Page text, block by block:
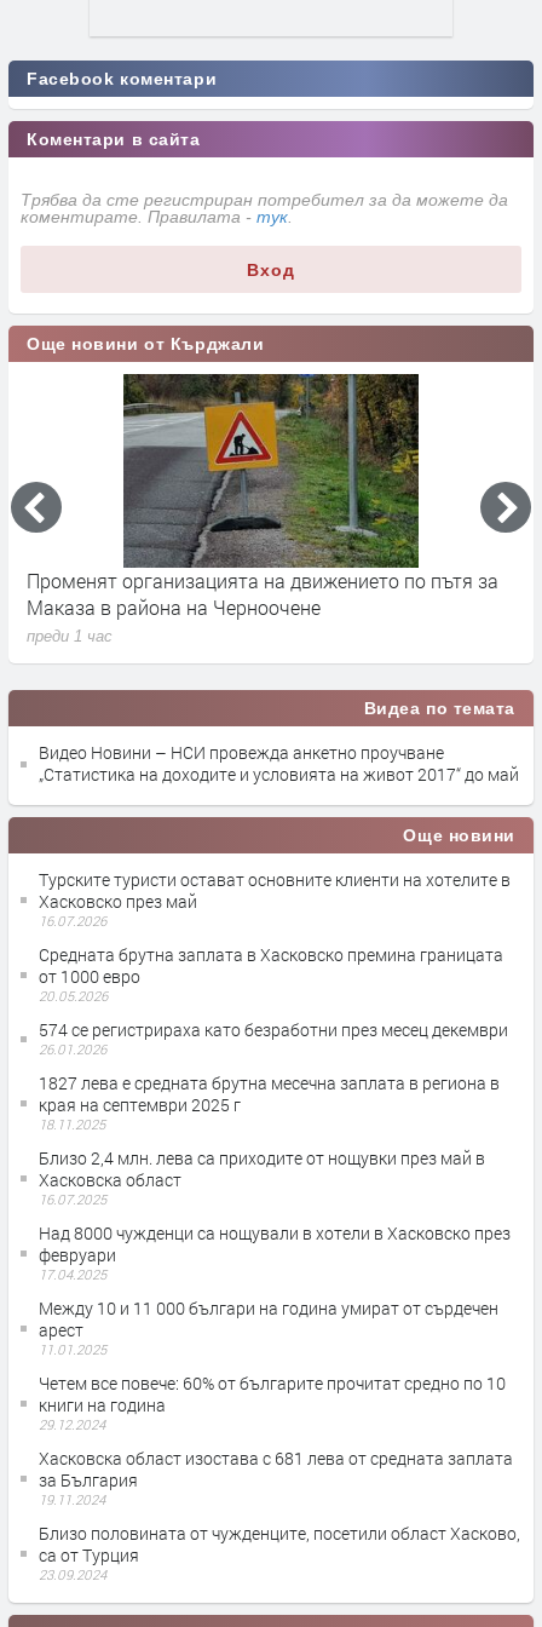
Facebook коментари
Коментари в сайта
Трябва да сте регистриран потребител за да можете да
коментирате. Правилата - тук
Вход
Още новини от Кърджали
Променят организацията на движението по пътя за
Маказа в района на Черноочене
преди 1 час
Видеа по темата
Видео Новини – НСИ провежда анкетно проучване
„Статистика на доходите и условията на живот 2017“ до май
Още новини
Турските туристи остават основните клиенти на хотелите в
Хасковско през май
16.07.2026
Средната брутна заплата в Хасковско премина границата
от 1000 евро
20.05.2026
574 се регистрираха като безработни през месец декември
26.01.2026
1827 лева е средната брутна месечна заплата в региона в
края на септември 2025 г
18.11.2025
Близо 2,4 млн. лева са приходите от нощувки през май в
Хасковска област
16.07.2025
Над 8000 чужденци са нощували в хотели в Хасковско през
февруари
17.04.2025
Между 10 и 11 000 българи на година умират от сърдечен
арест
11.01.2025
Четем все повече: 60% от българите прочитат средно по 10
книги на година
29.12.2024
Хасковска област изостава с 681 лева от средната заплата
за България
19.11.2024
Близо половината от чужденците, посетили област Хасково,
са от Турция
23.09.2024